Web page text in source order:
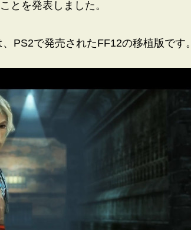
とを発表しました。
PS2で発売されたFF12の移植版です。